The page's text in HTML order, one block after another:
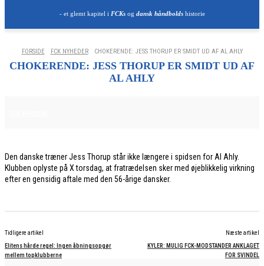
- et glemt kapitel i FCKsog dansk håndboldshistorie
FORSIDE FCK NYHEDER CHOKERENDE: JESS THORUP ER SMIDT UD AF AL AHLY
CHOKERENDE: JESS THORUP ER SMIDT UD AF
AL AHLY
Den danske træner Jess Thorup står ikke længere i spidsen for Al Ahly.
Klubben oplyste på X torsdag, at fratrædelsen sker med øjeblikkelig virkning
efter en gensidig aftale med den 56-årige dansker.
Tidligere artikel
Elitens hårde regel: Ingen åbningsopgør
mellem topklubberne
Næste artikel
KYLER: MULIG FCK-MODSTANDER ANKLAGET
FOR SVINDEL